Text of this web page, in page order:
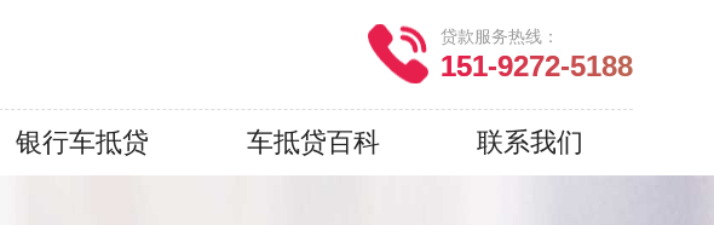
贷款服务热线：
151-9272-5188
银行车抵贷 车抵贷百科 联系我们